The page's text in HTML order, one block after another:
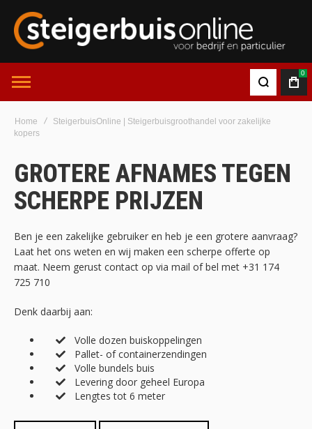
0
Home
SteigerbuisOnline | Steigerbuisgroothandel voor zakelijke
kopers
GROTERE AFNAMES TEGEN
SCHERPE PRIJZEN
Ben je een zakelijke gebruiker en heb je een grotere aanvraag?
Laat het ons weten en wij maken een scherpe offerte op
maat. Neem gerust contact op via mail of bel met +31 174
725 710
Denk daarbij aan:
Volle dozen buiskoppelingen
Pallet- of containerzendingen
Volle bundels buis
Levering door geheel Europa
Lengtes tot 6 meter